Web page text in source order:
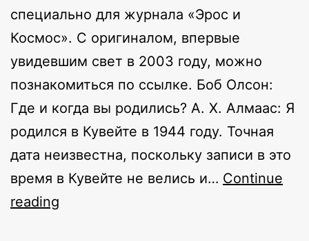
специально для журнала «Эрос и
Космос». С оригиналом, впервые
увидевшим свет в 2003 году, можно
познакомиться по ссылке. Боб Олсон:
Где и когда вы родились? А. Х. Алмаас: Я
родился в Кувейте в 1944 году. Точная
дата неизвестна, поскольку записи в это
время в Кувейте не велись и… Continue
reading